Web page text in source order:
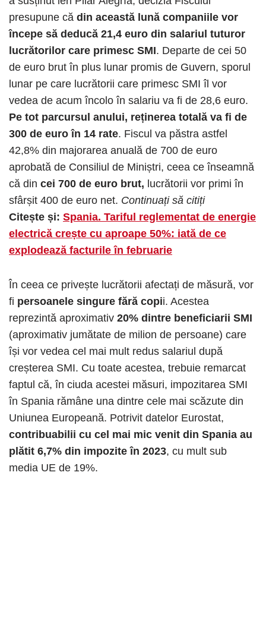
presupune că din această lună companiile vor
începe să deducă 21,4 euro din salariul tuturor
lucrătorilor care primesc SMI. Departe de cei 50
de euro brut în plus lunar promis de Guvern, sporul
lunar pe care lucrătorii care primesc SMI îl vor
vedea de acum încolo în salariu va fi de 28,6 euro.
Pe tot parcursul anului, reținerea totală va fi de
300 de euro în 14 rate. Fiscul va păstra astfel
42,8% din majorarea anuală de 700 de euro
aprobată de Consiliul de Miniștri, ceea ce înseamnă
că din cei 700 de euro brut, lucrătorii vor primi în
sfârșit 400 de euro net. Continuați să citiți
Citește și: Spania. Tariful reglementat de energie
electrică crește cu aproape 50%: iată de ce
explodează facturile în februarie
În ceea ce privește lucrătorii afectați de măsură, vor
fi persoanele singure fără copii. Acestea
reprezintă aproximativ 20% dintre beneficiarii SMI
(aproximativ jumătate de milion de persoane) care
își vor vedea cel mai mult redus salariul după
creșterea SMI. Cu toate acestea, trebuie remarcat
faptul că, în ciuda acestei măsuri, impozitarea SMI
în Spania rămâne una dintre cele mai scăzute din
Uniunea Europeană. Potrivit datelor Eurostat,
contribuabilii cu cel mai mic venit din Spania au
plătit 6,7% din impozite în 2023, cu mult sub
media UE de 19%.